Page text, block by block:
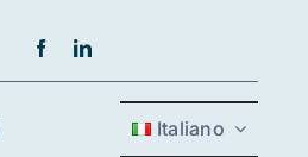
Italiano